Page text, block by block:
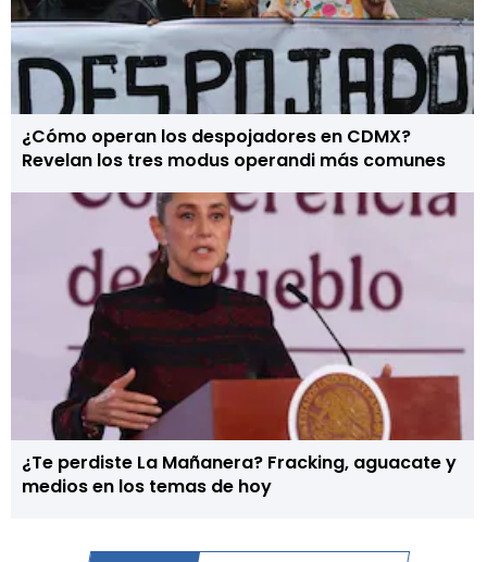
¿Cómo operan los despojadores en CDMX?
Revelan los tres modus operandi más comunes
¿Te perdiste La Mañanera? Fracking, aguacate y
medios en los temas de hoy